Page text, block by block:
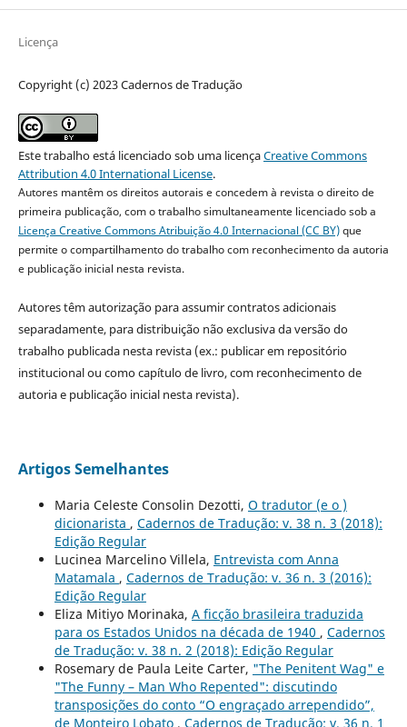
Licença
Copyright (c) 2023 Cadernos de Tradução
Este trabalho está licenciado sob uma licençaCreative Commons
Attribution 4.0 International License.
Autores mantêm os direitos autorais e concedem à revista o direito de
primeira publicação, com o trabalho simultaneamente licenciado sob a
Licença Creative Commons Atribuição 4.0 Internacional (CC BY)que
permite o compartilhamento do trabalho com reconhecimento da autoria
e publicação inicial nesta revista.
Autores têm autorização para assumir contratos adicionais
separadamente, para distribuição não exclusiva da versão do
trabalho publicada nesta revista (ex.: publicar em repositório
institucional ou como capítulo de livro, com reconhecimento de
autoria e publicação inicial nesta revista).
Artigos Semelhantes
Maria Celeste Consolin Dezotti, O tradutor (e o )
dicionarista , Cadernos de Tradução: v. 38 n. 3 (2018):
Edição Regular
Lucinea Marcelino Villela, Entrevista com Anna
Matamala , Cadernos de Tradução: v. 36 n. 3 (2016):
Edição Regular
Eliza Mitiyo Morinaka, A ficção brasileira traduzida
para os Estados Unidos na década de 1940 , Cadernos
de Tradução: v. 38 n. 2 (2018): Edição Regular
Rosemary de Paula Leite Carter, "The Penitent Wag" e
"The Funny – Man Who Repented": discutindo
transposições do conto “O engraçado arrependido”,
de Monteiro Lobato , Cadernos de Tradução: v. 36 n. 1